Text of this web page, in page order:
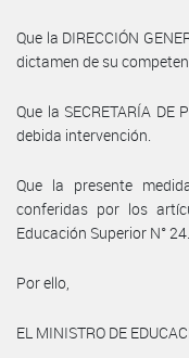
Que la DIRECCIÓN
dictamen de su
Que la SECRETARÍA DE
debida intervención.
Que la presente
conferidas por los
Educación Superior N°
Por ello,
EL MINISTRO DE